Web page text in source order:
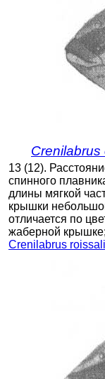
Crenilabrus
13 (12).
спинного
длины мягкой
крышки
отличается по
жаберной
Crenilabrus